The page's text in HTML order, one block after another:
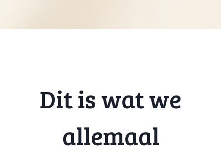
Dit is wat we
allemaal